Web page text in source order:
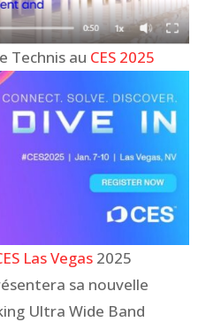
Technis au CES 2025
Las Vegas2025
sa nouvelle
Ultra Wide Band